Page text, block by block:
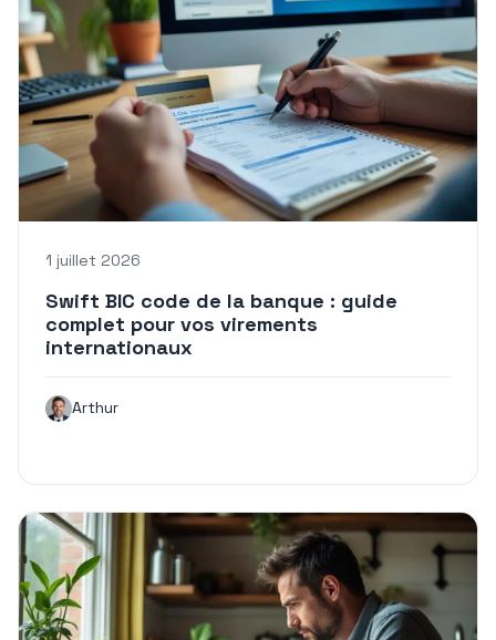
1 juillet 2026
Swift BIC code de la banque : guide
complet pour vos virements
internationaux
Arthur